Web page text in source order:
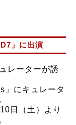
」に出演
レーターが誘
」に キュレータ
日（土）より